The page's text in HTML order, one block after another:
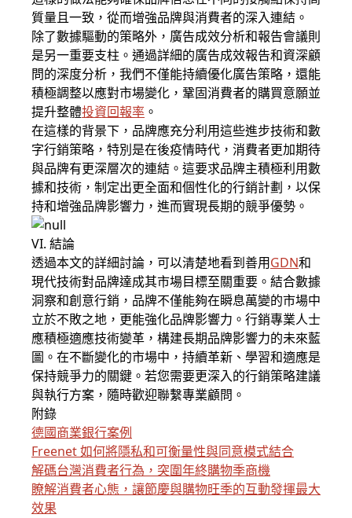
質量且一致，從而增強品牌與消費者的深入連結。
除了數據驅動的策略外，廣告成效分析和報告會議則
是另一重要支柱。通過詳細的廣告成效報告和資深顧
問的深度分析，我們不僅能持續優化廣告策略，還能
積極調整以應對市場變化，鞏固消費者的購買意願並
提升整體投資回報率 。
在這樣的背景下，品牌應充分利用這些進步技術和數
字行銷策略，特別是在後疫情時代，消費者更加期待
與品牌有更深層次的連結。這要求品牌主積極利用數
據和技術，制定出更全面和個性化的行銷計劃，以保
持和增強品牌影響力，進而實現長期的競爭優勢。
VI. 結論
透過本文的詳細討論，可以清楚地看到善用GDN和
現代技術對品牌達成其市場目標至關重要。結合數據
洞察和創意行銷，品牌不僅能夠在瞬息萬變的市場中
立於不敗之地，更能強化品牌影響力。行銷專業人士
應積極適應技術變革，構建長期品牌影響力的未來藍
圖。在不斷變化的市場中，持續革新、學習和適應是
保持競爭力的關鍵。若您需要更深入的行銷策略建議
與執行方案，隨時歡迎聯繫專業顧問。
附錄
德國商業銀行案例
Freenet 如何將隱私和可衡量性與同意模式結合
解碼台灣消費者行為，突圍年終購物季商機
瞭解消費者心態，讓節慶與購物旺季的互動發揮最大
效果